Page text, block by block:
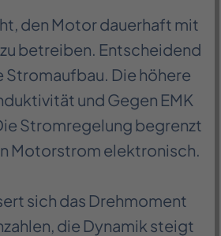
den Motor dauerhaft mit
betreiben. Entscheidend
Stromaufbau. Die höhere
und Gegen EMK
Stromregelung begrenzt
Motorstrom elektronisch.
sich das Drehmoment
die Dynamik steigt